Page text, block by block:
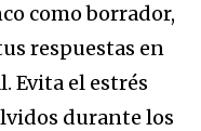
como borrador,
respuestas en
Evita el estrés
durante los